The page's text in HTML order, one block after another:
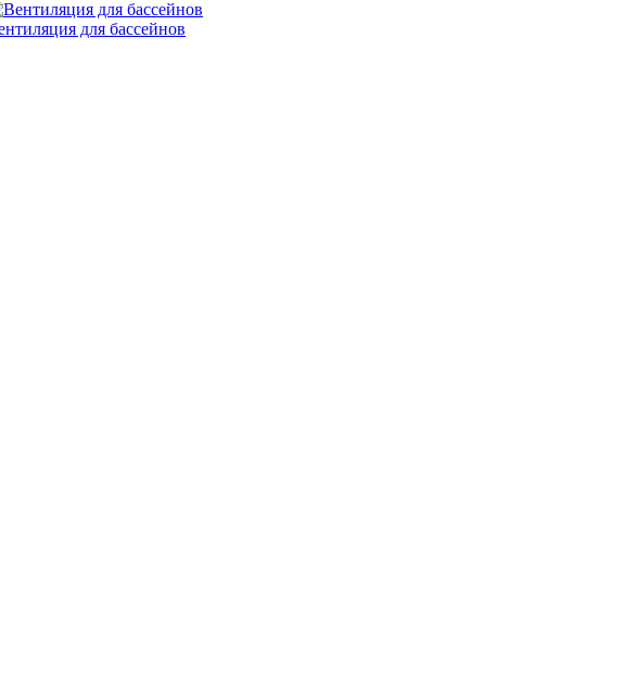
для бассейнов